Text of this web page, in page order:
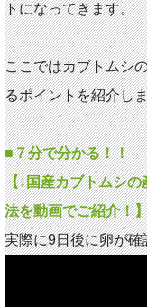
トになってきます。
ここではカブトムシ
るポイントを紹介し
■７分で分かる！！
【↓国産カブトムシ
法を動画でご紹介！
実際に9日後に卵が